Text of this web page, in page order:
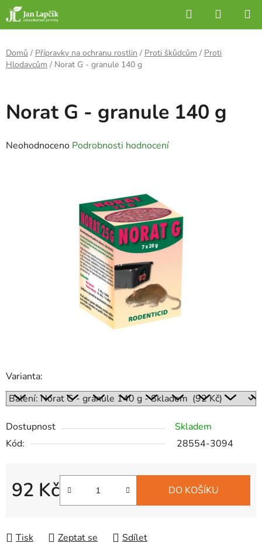
Přejít
na
obsah
Hledat
KOŠÍK
Domů / Přípravky na ochranu rostlin / Proti škůdcům / Proti
Hlodavcům / Norat G - granule 140 g
Varianta:
Dostupnost
Skladem
Kód:
28554-3094
92 Kč
Měrná cena:
DO KOŠÍKU
Tisk Zeptat se Sdílet
Norat G - granule 140 g
Průměrné
Neohodnoceno Podrobnosti hodnocení